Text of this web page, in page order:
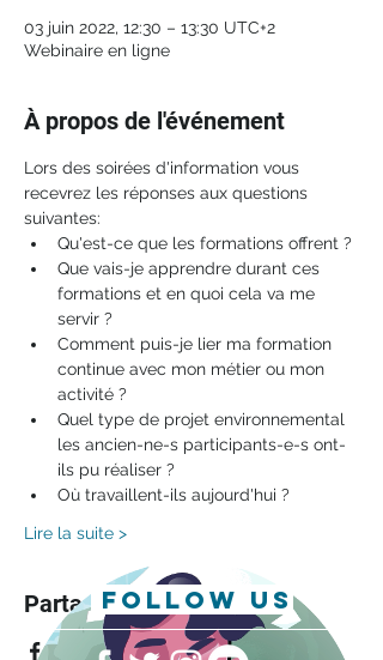
03 juin 2022, 12:30 – 13:30 UTC+2
Webinaire en ligne
À propos de l'événement
Lors des soirées d'information vous
recevrez les réponses aux questions
suivantes:
Qu'est-ce que les formations offrent ?
Que vais-je apprendre durant ces
formations et en quoi cela va me
servir ?
Comment puis-je lier ma formation
continue avec mon métier ou mon
activité ?
Quel type de projet environnemental
les ancien-ne-s participants-e-s ont-
ils pu réaliser ?
Où travaillent-ils aujourd'hui ?
Lire la suite >
Partager cet événement
follow us